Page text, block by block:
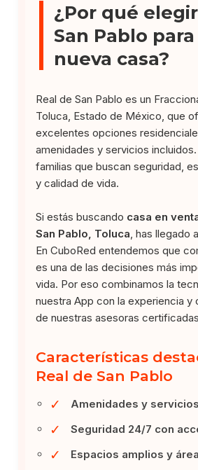
¿Por qué
San Pablo
nueva casa?
Real de San Pablo es un
Toluca, Estado de México, que
excelentes opciones
amenidades y servicios
familias que buscan seguridad,
y calidad de vida.
Si estás buscando casa en
San Pablo, Toluca , has llegado
En CuboRed entendemos que
es una de las decisiones más
vida. Por eso combinamos la
nuestra App con la experiencia y
de nuestras asesoras
Características
Real de San Pablo
✓ Amenidades y
✓ Seguridad 24/7 con
✓ Espacios amplios y